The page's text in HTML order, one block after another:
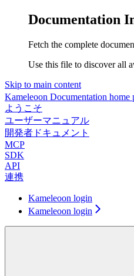
Documentation
Fetch the complete
Use this file to discover all
Skip to main content
Kameleoon Documentation home
ようこそ
ユーザーマニュアル
開発者ドキュメント
MCP
SDK
API
連携
Kameleoon login
Kameleoon login